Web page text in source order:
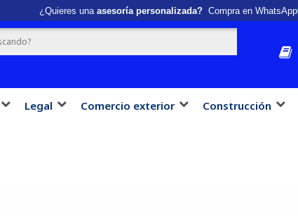
¿Quieres una asesoría personalizada?Compra en WhatsApp
Legal Comercio exterior Construcción